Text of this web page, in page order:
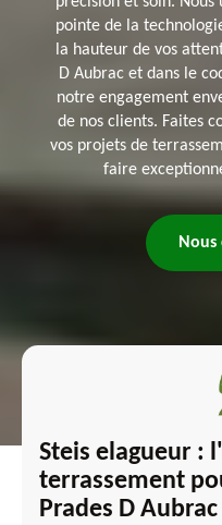
pointe de la
la hauteur de vos
D Aubrac et dans le
notre engagement
de nos clients. Faites
vos projets de
faire
Steis elagueur :
terrassement
Prades D Aubrac